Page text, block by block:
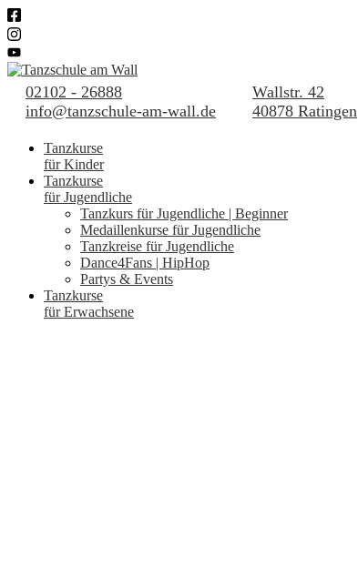
02102 - 26888
info@tanzschule-am-wall.de
Wallstr. 42
40878 Ratingen
Tanzkurse
für Kinder
Tanzkurse
für Jugendliche
Tanzkurs für Jugendliche | Beginner
Medaillenkurse für Jugendliche
Tanzkreise für Jugendliche
Dance4Fans | HipHop
Partys & Events
Tanzkurse
für Erwachsene